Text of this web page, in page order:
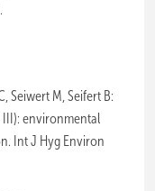
Seiwert M, Seifert B:
III): environmental
Int J Hyg Environ